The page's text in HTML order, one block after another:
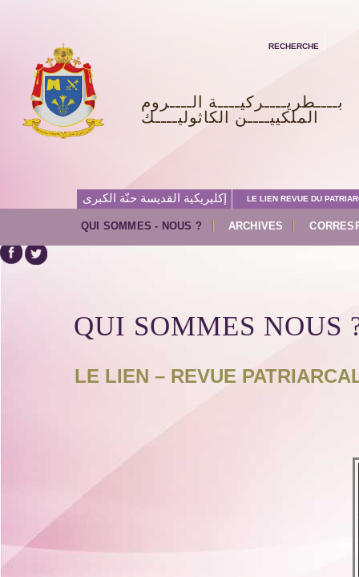
بــــطريــــركيــــة الــــروم
الملكييــــن الكاثوليــــك
RECHERCHE
إكليريكية القديسة حنّة الكبرى LE LIEN REVUE DU
QUI SOMMES - NOUS ? ARCHIVES
QUI SOMMES NOUS
LE LIEN – REVUE